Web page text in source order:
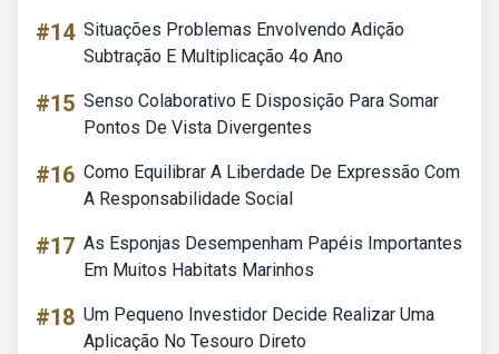
#14 Situações Problemas Envolvendo Adição
Subtração E Multiplicação 4o Ano
#15 Senso Colaborativo E Disposição Para Somar
Pontos De Vista Divergentes
#16 Como Equilibrar A Liberdade De Expressão Com
A Responsabilidade Social
#17 As Esponjas Desempenham Papéis Importantes
Em Muitos Habitats Marinhos
#18 Um Pequeno Investidor Decide Realizar Uma
Aplicação No Tesouro Direto